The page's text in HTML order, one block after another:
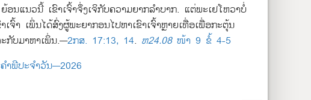
ອນ​ແນວ​ນີ້ ເຂົາເຈົ້າ​ຈຶ່ງ​ເຈິ​ກັບ​ຄວາມ​ຍາກ​ລຳບາກ. ແຕ່​ພະ​ເຢໂຫວາ​ບໍ່​
ຈົ້າ ເພິ່ນ​ໄດ້​ສົ່ງ​ຜູ້​ພະຍາກອນ​ໄປ​ຫາ​ເຂົາເຈົ້າ​ຫຼາຍ​ເທື່ອ​ເພື່ອ​ກະຕຸ້ນ​
ກັບ​ມາ​ຫາ​ເພິ່ນ.—2ກສ. 17:13, 14. ຫ24.08ໜ້າ 9 ຂໍ້ 4-5
ຳພີ​ປະຈຳ​ວັນ—2026